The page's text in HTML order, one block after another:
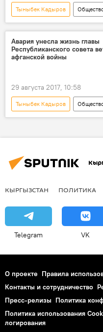
Тыныбек Кадыров
Кыргызстан
Бишкек
ДТП
ДТП в Кыргызстане с начала
Авария унесла жизнь главы
Республиканского совета
афганской войны
29 августа 2017, 10:58
Тыныбек Кадыров
Кыргызстан
ДТП
КЫРГЫЗСТАН ПОЛИТИКА
Telegram VK
О проекте Правила
Контакты и сотрудничество
Пресс-релизы Политика
Политика использования
логирования